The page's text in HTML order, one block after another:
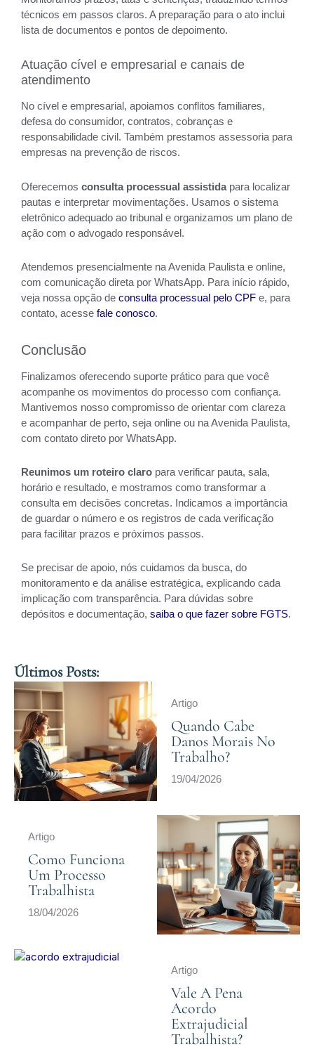
técnicos em passos claros. A preparação para o ato inclui
lista de documentos e pontos de depoimento.
Atuação cível e empresarial e canais de
atendimento
No cível e empresarial, apoiamos conflitos familiares,
defesa do consumidor, contratos, cobranças e
responsabilidade civil. Também prestamos assessoria para
empresas na prevenção de riscos.
Oferecemos consulta processual assistidapara localizar
pautas e interpretar movimentações. Usamos o sistema
eletrônico adequado ao tribunal e organizamos um plano de
ação com o advogado responsável.
Atendemos presencialmente na Avenida Paulista e online,
com comunicação direta por WhatsApp. Para início rápido,
veja nossa opção de consulta processual pelo CPF e, para
contato, acesse fale conosco.
Conclusão
Finalizamos oferecendo suporte prático para que você
acompanhe os movimentos do processo com confiança.
Mantivemos nosso compromisso de orientar com clareza
e acompanhar de perto, seja online ou na Avenida Paulista,
com contato direto por WhatsApp.
Reunimos um roteiro claro para verificar pauta, sala,
horário e resultado, e mostramos como transformar a
consulta em decisões concretas. Indicamos a importância
de guardar o número e os registros de cada verificação
para facilitar prazos e próximos passos.
Se precisar de apoio, nós cuidamos da busca, do
monitoramento e da análise estratégica, explicando cada
implicação com transparência. Para dúvidas sobre
depósitos e documentação, saiba o que fazer sobre FGTS.
Últimos Posts:
Artigo
Quando Cabe
Danos Morais No
Trabalho?
19/04/2026
Artigo
Como Funciona
Um Processo
Trabalhista
18/04/2026
Artigo
Vale A Pena
Acordo
Extrajudicial
Trabalhista?